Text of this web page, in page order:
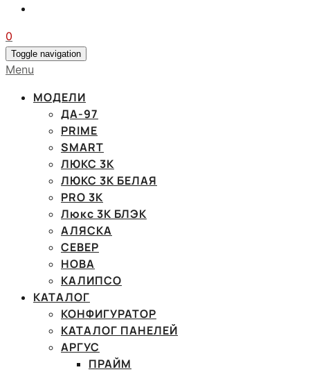
0
Toggle navigation
Menu
МОДЕЛИ
ДА-97
PRIME
SMART
ЛЮКС 3К
ЛЮКС 3К БЕЛАЯ
PRO 3K
Люкс 3К БЛЭК
АЛЯСКА
СЕВЕР
НОВА
КАЛИПСО
КАТАЛОГ
КОНФИГУРАТОР
КАТАЛОГ ПАНЕЛЕЙ
АРГУС
ПРАЙМ